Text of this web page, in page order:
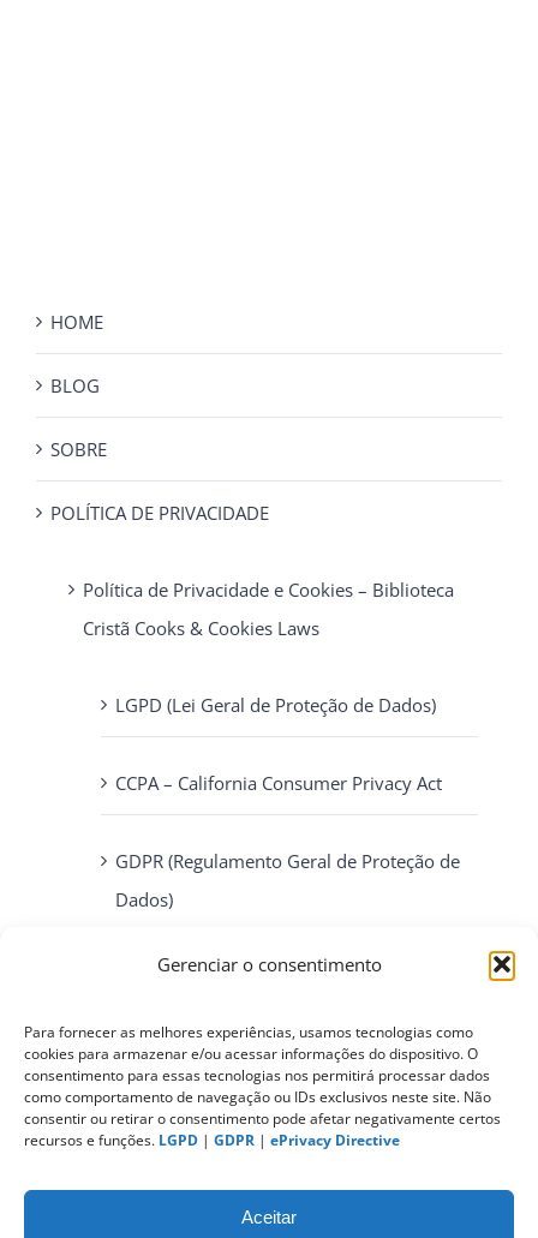
Gerenciar o consentimento
Para fornecer as melhores experiências, usamos tecnologias como
cookies para armazenar e/ou acessar informações do dispositivo. O
consentimento para essas tecnologias nos permitirá processar dados
como comportamento de navegação ou IDs exclusivos neste site. Não
consentir ou retirar o consentimento pode afetar negativamente certos
recursos e funções. LGPD | GDPR | ePrivacy Directive
Aceitar
HOME
BLOG
SOBRE
POLÍTICA DE PRIVACIDADE
Política de Privacidade e Cookies – Biblioteca
Cristã Cooks & Cookies Laws
LGPD (Lei Geral de Proteção de Dados)
CCPA – California Consumer Privacy Act
GDPR (Regulamento Geral de Proteção de
Dados)
ePrivacy Directive (Diretiva ePrivacidade)
PIPEDA (Personal Information Protection
and Electronic Documents Act)